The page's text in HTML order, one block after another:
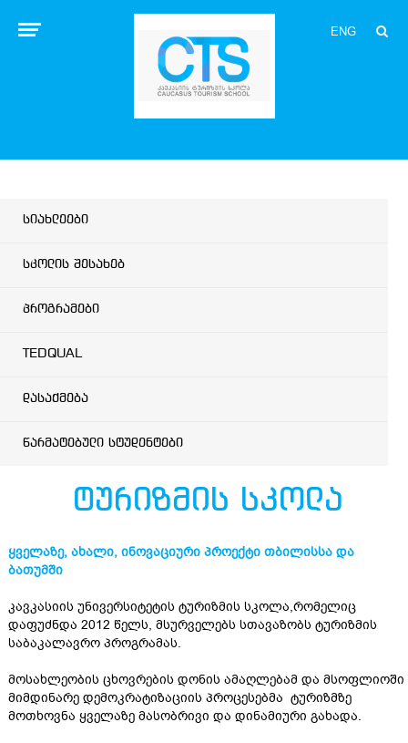
ENG
სიახლეები
სკოლის შესახებ
პროგრამები
TEDQUAL
დასაქმება
წარმატებული სტუდენტები
ტურიზმის სკოლა
ყველაზე, ახალი, ინოვაციური პროექტი თბილისსა და
ბათუმში
კავკასიის უნივერსიტეტის ტურიზმის სკოლა,რომელიც
დაფუძნდა 2012 წელს, მსურველებს სთავაზობს ტურიზმის
საბაკალავრო პროგრამას.
მოსახლეობის ცხოვრების დონის ამაღლებამ და მსოფლიოში
მიმდინარე დემოკრატიზაციის პროცესებმა ტურიზმზე
მოთხოვნა ყველაზე მასობრივი და დინამიური გახადა.